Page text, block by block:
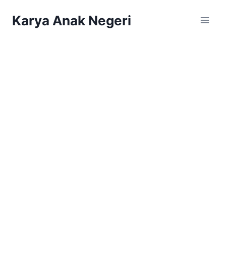
Karya Anak Negeri